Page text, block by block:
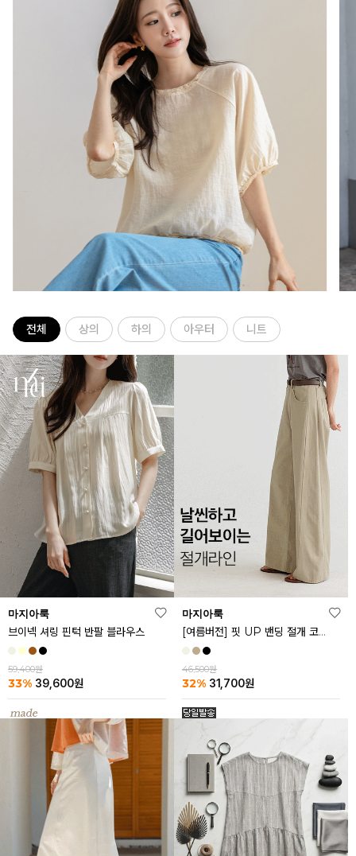
전체 상의 하의 아우터 니트
마지아룩
브이넥 셔링 핀턱 반팔 블라우스
59,400원
33% 39,600원
마지아룩
[여름버전] 핏 UP 밴딩 절개 코튼 팬츠
46,500원
32% 31,700원